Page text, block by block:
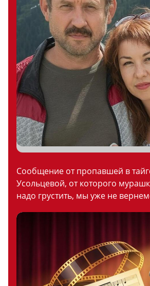
Сообщение от пропавшей в
Усольцевой, от которого
надо грустить, мы уже не